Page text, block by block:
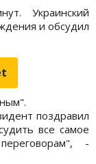
Украинский
и обсудил
поздравил
все самое
-